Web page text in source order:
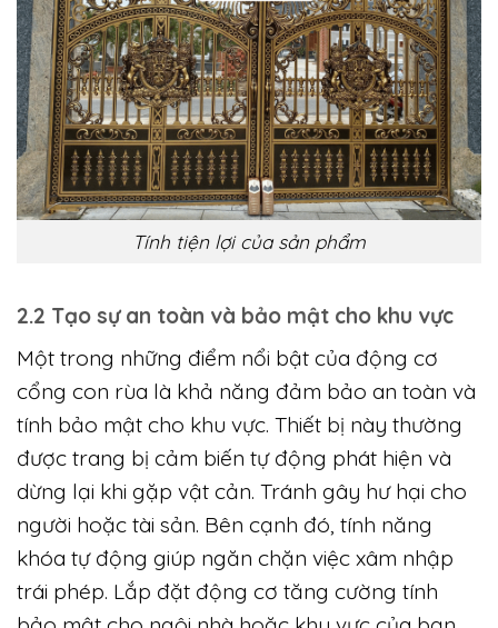
Tính tiện lợi của sản phẩm
2.2 Tạo sự an toàn và bảo mật cho khu vực
Một trong những điểm nổi bật của động cơ
cổng con rùa là khả năng đảm bảo an toàn và
tính bảo mật cho khu vực. Thiết bị này thường
được trang bị cảm biến tự động phát hiện và
dừng lại khi gặp vật cản. Tránh gây hư hại cho
người hoặc tài sản. Bên cạnh đó, tính năng
khóa tự động giúp ngăn chặn việc xâm nhập
trái phép. Lắp đặt động cơ tăng cường tính